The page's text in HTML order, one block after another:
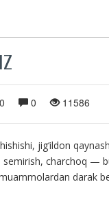
0 0 11586
jig‘ildon
semirish, charchoq —
darak